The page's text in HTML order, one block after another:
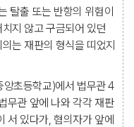
탈출 또는 반항의 위험이
지 않고 구금되어 있던
는 재판의 형식을 띠었지
초등학교)에서 법무관 4
무관 앞에 나와 각각 재판
서 있다가, 혐의자가 앞에